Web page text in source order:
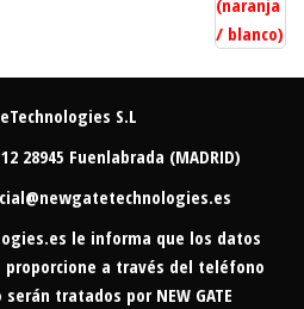
S.L
28945 Fuenlabrada (MADRID)
le informa que los datos
proporcione a través del teléfono
tratados por NEW GATE